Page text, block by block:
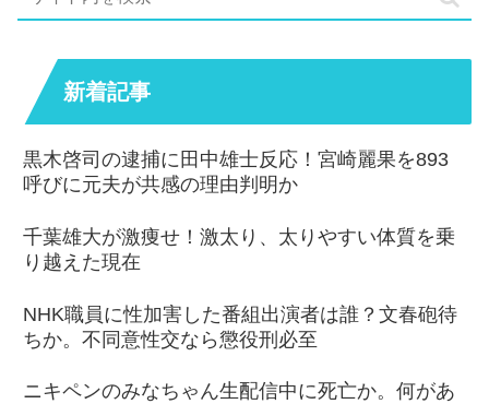
新着記事
黒木啓司の逮捕に田中雄士反応！宮崎麗果を893
呼びに元夫が共感の理由判明か
千葉雄大が激痩せ！激太り、太りやすい体質を乗
り越えた現在
NHK職員に性加害した番組出演者は誰？文春砲待
ちか。不同意性交なら懲役刑必至
ニキペンのみなちゃん生配信中に死亡か。何があ